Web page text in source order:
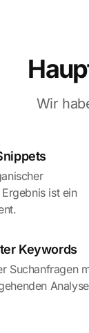
Wir
ist ein
Keywords
Suchanfragen